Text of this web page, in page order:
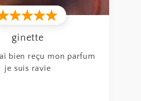
ginette
bien reçu mon parfum
je suis ravie